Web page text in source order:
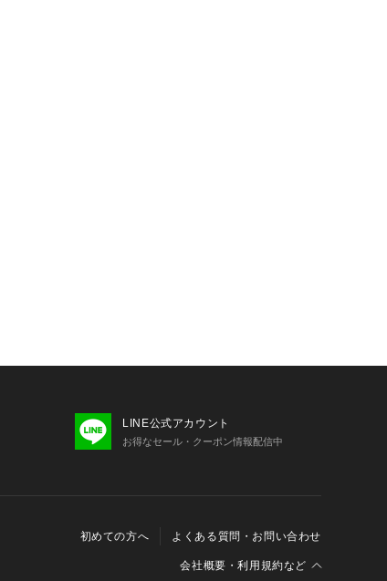
LINE公式アカウント
お得なセール・クーポン情報配信中
初めての方へ よくある質問・お問い合わせ
会社概要・利用規約など